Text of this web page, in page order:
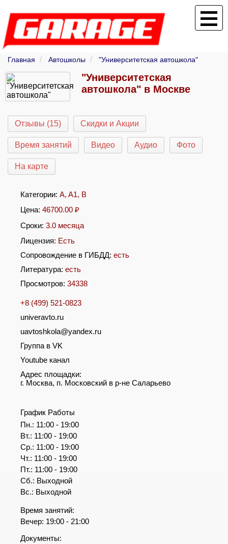
Главная Автошколы "Университетская автошкола"
"Университетская
автошкола" в Москве
Отзывы (15) Скидки и Акции
Время занятий Видео Аудио Фото
На карте
Категории: A, A1, B
Цена: 46700.00 ₽
Сроки: 3.0 месяца
Лицензия: Есть
Сопровождение в ГИБДД: есть
Литература: есть
Просмотров: 34338
+8 (499) 521-0823
univeravto.ru
uavtoshkola@yandex.ru
Группа в VK
Youtube канал
Адрес площадки:
г. Москва, п. Московский в р-не Саларьево
График Работы
Пн.: 11:00 - 19:00
Вт.: 11:00 - 19:00
Ср.: 11:00 - 19:00
Чт.: 11:00 - 19:00
Пт.: 11:00 - 19:00
Сб.: Выходной
Вс.: Выходной
Время занятий:
Вечер: 19:00 - 21:00
Документы: